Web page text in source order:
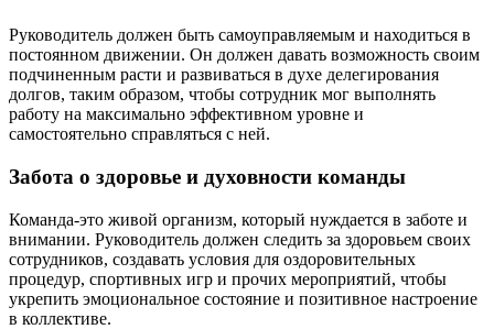
Руководитель должен быть самоуправляемым и находиться в
постоянном движении. Он должен давать возможность своим
подчиненным расти и развиваться в духе делегирования
долгов, таким образом, чтобы сотрудник мог выполнять
работу на максимально эффективном уровне и
самостоятельно справляться с ней.
Забота о здоровье и духовности команды
Команда-это живой организм, который нуждается в заботе и
внимании. Руководитель должен следить за здоровьем своих
сотрудников, создавать условия для оздоровительных
процедур, спортивных игр и прочих мероприятий, чтобы
укрепить эмоциональное состояние и позитивное настроение
в коллективе.